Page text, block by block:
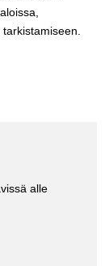
alle